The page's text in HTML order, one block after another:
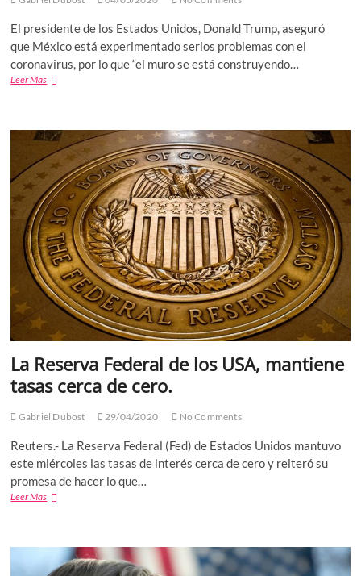
El presidente de los Estados Unidos, Donald Trump, aseguró
que México está experimentado serios problemas con el
coronavirus, por lo que “el muro se está construyendo…
Leer MasMéxico
con
el
coronavirus:
Trump
La Reserva Federal de los USA, mantiene
tasas cerca de cero.
Gabriel Dubost 29/04/2020 No Comments
Reuters.- La Reserva Federal (Fed) de Estados Unidos mantuvo
este miércoles las tasas de interés cerca de cero y reiteró su
promesa de hacer lo que…
Leer MasLa
USA,